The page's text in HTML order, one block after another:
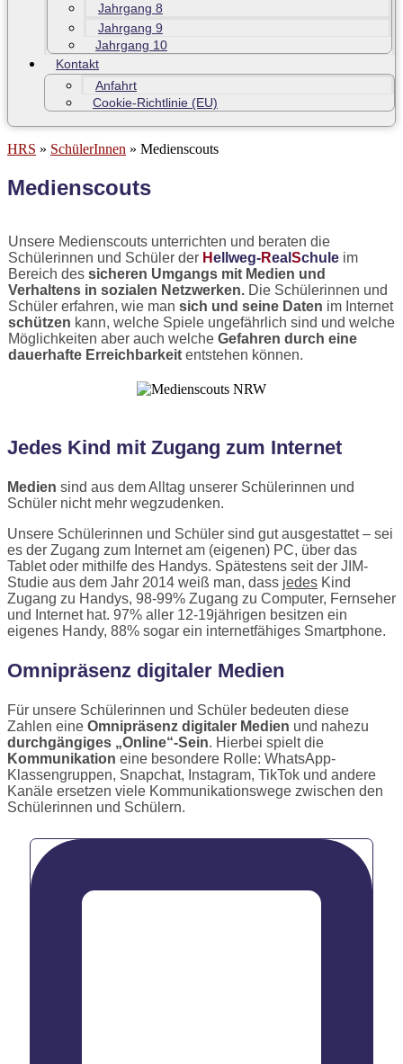
Jahrgang 8
Jahrgang 9
Jahrgang 10
Kontakt
Anfahrt
Cookie-Richtlinie (EU)
HRS » SchülerInnen » Medienscouts
Medienscouts
Unsere Medienscouts unterrichten und beraten die
Schülerinnen und Schüler der Hellweg-Real Schule im
Bereich des sicheren Umgangs mit Medien und
Verhaltens in sozialen Netzwerken. Die Schülerinnen und
Schüler erfahren, wie man sich und seine Daten im Internet
schützen kann, welche Spiele ungefährlich sind und welche
Möglichkeiten aber auch welche Gefahren durch eine
dauerhafte Erreichbarkeit entstehen können.
Jedes Kind mit Zugang zum Internet
Medien sind aus dem Alltag unserer Schülerinnen und
Schüler nicht mehr wegzudenken.
Unsere Schülerinnen und Schüler sind gut ausgestattet – sei
es der Zugang zum Internet am (eigenen) PC, über das
Tablet oder mithilfe des Handys. Spätestens seit der JIM-
Studie aus dem Jahr 2014 weiß man, dass jedes Kind
Zugang zu Handys, 98-99% Zugang zu Computer, Fernseher
und Internet hat. 97% aller 12-19jährigen besitzen ein
eigenes Handy, 88% sogar ein internetfähiges Smartphone.
Omnipräsenz digitaler Medien
Für unsere Schülerinnen und Schüler bedeuten diese
Zahlen eine Omnipräsenz digitaler Medien und nahezu
durchgängiges „Online“-Sein. Hierbei spielt die
Kommunikation eine besondere Rolle: WhatsApp-
Klassengruppen, Snapchat, Instagram, TikTok und andere
Kanäle ersetzen viele Kommunikationswege zwischen den
Schülerinnen und Schülern.